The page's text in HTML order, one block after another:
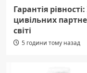
Гарантія
цивільних
світі
5 години тому назад